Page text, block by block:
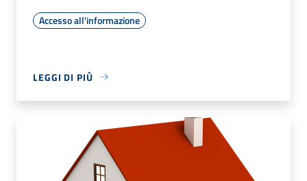
Accesso all'informazione
LEGGI DI PIÙ